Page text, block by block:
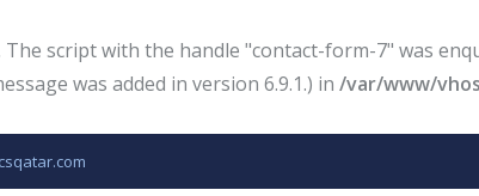
The script with the handle "contact-form-7" was
was added in version 6.9.1.) in /var/www/